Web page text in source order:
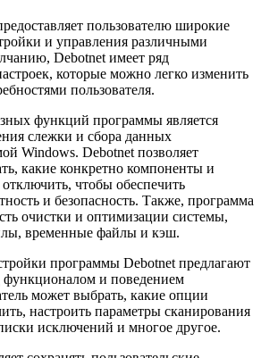
пользователю широкие
и управления различными
Debotnet имеет ряд
которые можно легко изменить
пользователя.
функций программы является
слежки и сбора данных
Windows. Debotnet позволяет
какие конкретно компоненты и
чтобы обеспечить
и безопасность. Также, программа
очистки и оптимизации системы,
временные файлы и кэш.
программы Debotnet предлагают
и поведением
может выбрать, какие опции
настроить параметры сканирования
исключений и многое другое.